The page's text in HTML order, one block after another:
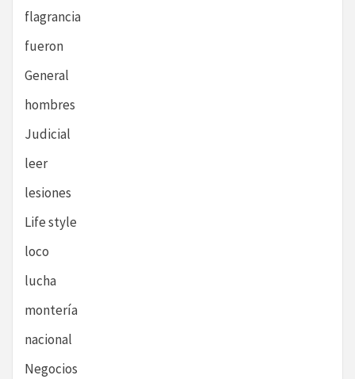
flagrancia
fueron
General
hombres
Judicial
leer
lesiones
Life style
loco
lucha
montería
nacional
Negocios